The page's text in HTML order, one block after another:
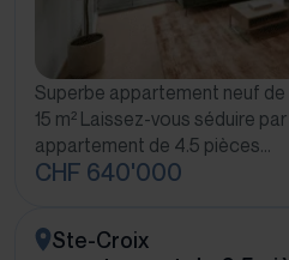
Superbe appartement neuf
15 m² Laissez-vous séduire
appartement de 4.5 pièces…
CHF 640'000
Ste-Croix